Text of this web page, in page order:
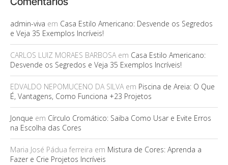
admin-viva em Casa Estilo Americano: Desvende os Segredos
e Veja 35 Exemplos Incríveis!
CARLOS LUIZ MORAES BARBOSAem Casa Estilo Americano:
Desvende os Segredos e Veja 35 Exemplos Incríveis!
EDVALDO NEPOMUCENO DA SILVAem Piscina de Areia: O Que
É, Vantagens, Como Funciona +23 Projetos
Jonque em Círculo Cromático: Saiba Como Usar e Evite Erros
na Escolha das Cores
Maria José Pádua ferreira em Mistura de Cores: Aprenda a
Fazer e Crie Projetos Incríveis